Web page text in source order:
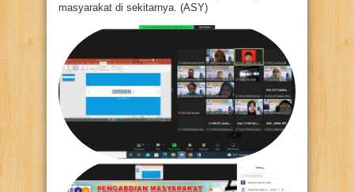
masyarakat di sekitarnya. (ASY)